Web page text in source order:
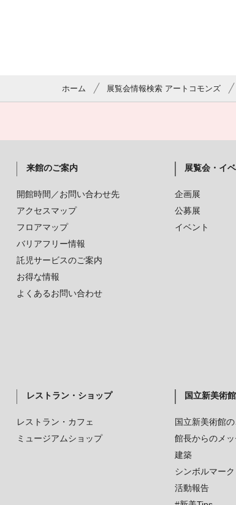
ホーム 展覧会情報検索 アートコモンズ
来館のご案内
開館時間／お問い合わせ先
アクセスマップ
フロアマップ
バリアフリー情報
託児サービスのご案内
お得な情報
よくあるお問い合わせ
展覧会・イ
企画展
公募展
イベント
レストラン・ショップ
レストラン・カフェ
ミュージアムショップ
国立新美術
国立新美術館
館長からのメ
建築
シンボルマー
活動報告